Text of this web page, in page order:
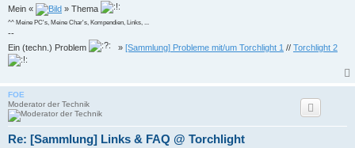
Mein «
» Thema
^^ Meine PC's, Meine Char's, Kompendien, Links, ...
--
Ein (techn.) Problem
» [Sammlung] Probleme mit/um Torchlight 1 // Torchlight 2
FOE
Moderator der Technik
Re: [Sammlung] Links & FAQ @ Torchlight